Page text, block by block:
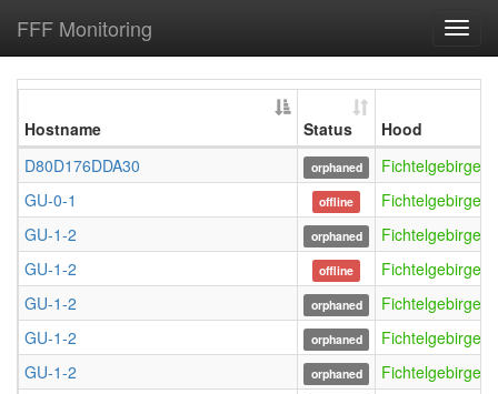
FFF Monitoring
Hostname Status
Hood
D80D176DDA30
orphaned
GU-0-1
offline
GU-1-2
orphaned
GU-1-2
offline
GU-1-2
orphaned
GU-1-2
orphaned
GU-1-2
orphaned